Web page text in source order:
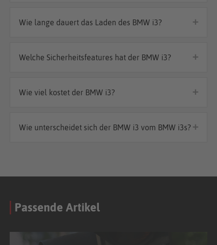
Wie lange dauert das Laden des BMW i3?
Welche Sicherheitsfeatures hat der BMW i3?
Wie viel kostet der BMW i3?
Wie unterscheidet sich der BMW i3 vom BMW i3s?
Passende Artikel